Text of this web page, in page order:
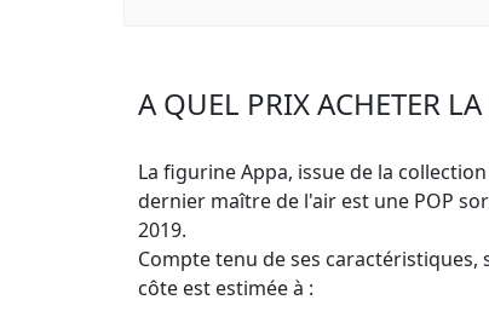
A QUEL PRIX ACHETER
La figurine Appa, issue de la
dernier maître de l'air est une POP
2019.
Compte tenu de ses caractéristiques,
côte est estimée à :